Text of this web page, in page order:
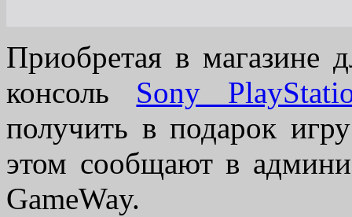
Приобретая в магазине
консоль Sony
получить в подарок
этом сообщают в
GameWay.